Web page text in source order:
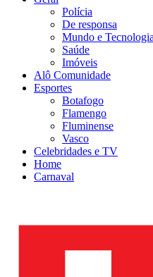
Polícia
De responsa
Mundo e Tecnologia
Saúde
Imóveis
Alô Comunidade
Esportes
Botafogo
Flamengo
Fluminense
Vasco
Celebridades e TV
Home
Carnaval